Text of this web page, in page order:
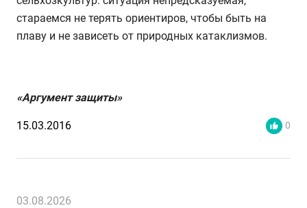
стараемся не терять ориентиров, чтобы быть на
плаву и не зависеть от природных катаклизмов.
«Аргумент защиты»
15.03.2016 0
03.08.2026